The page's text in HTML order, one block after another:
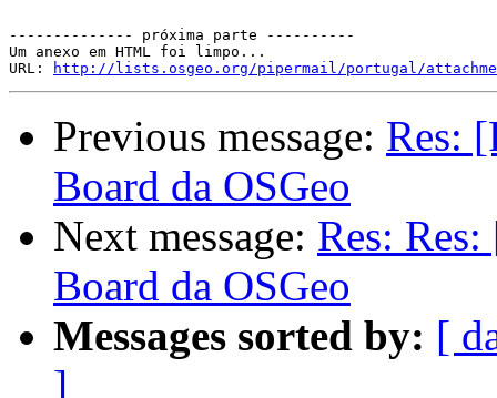
-------------- próxima parte ----------
Um anexo em HTML foi limpo...
URL:
http://lists.osgeo.org/pipermail/portugal/
Previous message: Res:
Board da OSGeo
Next message: Res:
Board da OSGeo
Messages sorted by: [
]